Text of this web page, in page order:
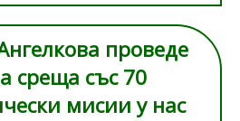
проведе
среща със 70
мисии у нас